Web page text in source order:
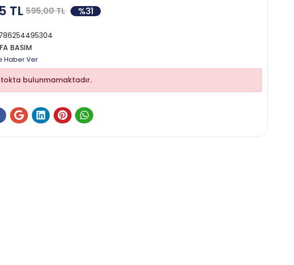
TL 595,00 TL %31
BASIM
Haber Ver
bulunmamaktadır.